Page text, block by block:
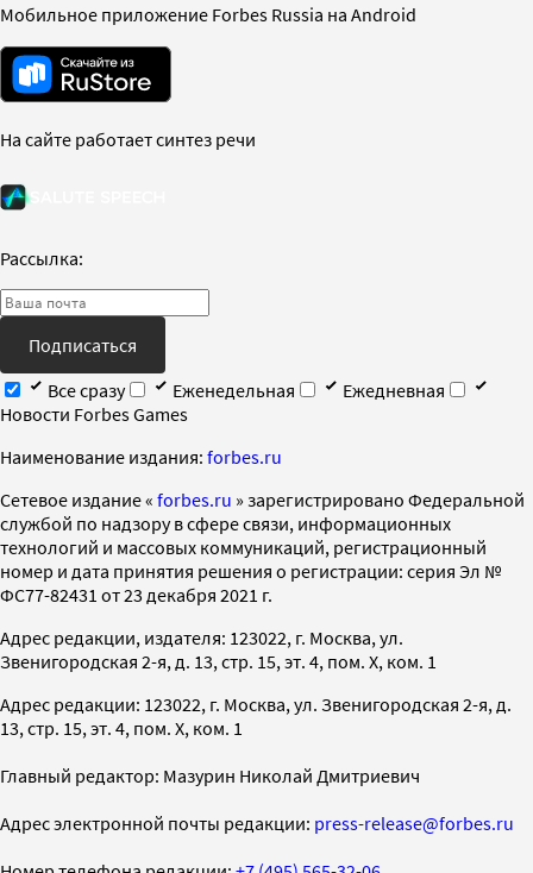
Мобильное приложение Forbes Russia на Android
На сайте работает синтез речи
Рассылка:
Подписаться
Все сразу
Еженедельная
Ежедневная
Новости Forbes Games
Наименование издания: forbes.ru
Cетевое издание « forbes.ru » зарегистрировано Федеральной
службой по надзору в сфере связи, информационных
технологий и массовых коммуникаций, регистрационный
номер и дата принятия решения о регистрации: серия Эл №
ФС77-82431 от 23 декабря 2021 г.
Адрес редакции, издателя: 123022, г. Москва, ул.
Звенигородская 2-я, д. 13, стр. 15, эт. 4, пом. X, ком. 1
Адрес редакции: 123022, г. Москва, ул. Звенигородская 2-я, д.
13, стр. 15, эт. 4, пом. X, ком. 1
Главный редактор: Мазурин Николай Дмитриевич
Адрес электронной почты редакции: press-release@forbes.ru